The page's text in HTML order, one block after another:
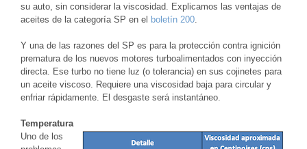
su auto, sin considerar la viscosidad. Explicamos las ventajas de
aceites de la categoría SP en el boletín 200
Y una de las razones del SP es para la protección contra ignición
prematura de los nuevos motores turboalimentados con inyección
directa. Ese turbo no tiene luz (o tolerancia) en sus cojinetes para
un aceite viscoso. Requiere una viscosidad baja para circular y
enfriar rápidamente. El desgaste será instantáneo.
Temperatura
Uno de los